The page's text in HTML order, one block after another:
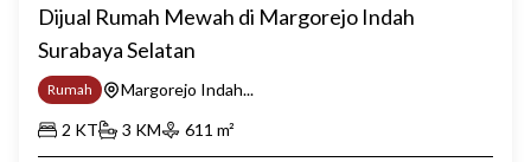
Dijual Rumah Mewah di Margorejo Indah
Surabaya Selatan
Rumah
Margorejo Indah...
2 KT 3 KM 611 m²